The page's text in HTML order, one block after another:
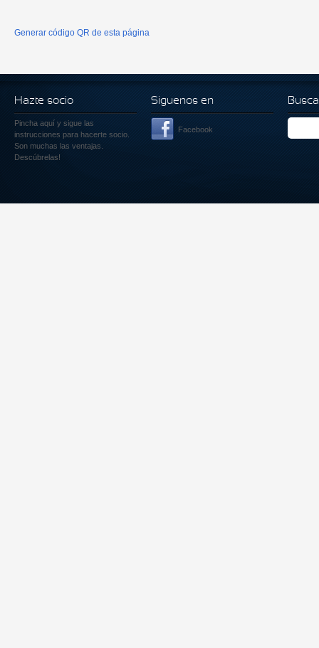
Generar código QR de esta página
Hazte socio
Pincha aquí y sigue las
instrucciones para hacerte socio.
Son muchas las ventajas.
Descúbrelas!
Siguenos en
Facebook